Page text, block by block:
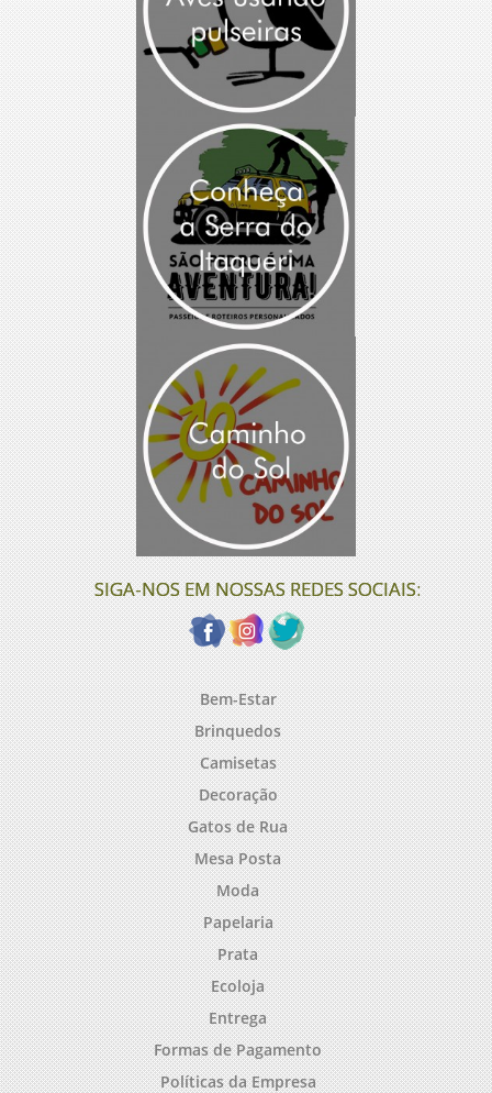
SIGA-NOS EM NOSSAS REDES SOCIAIS:
Bem-Estar
Brinquedos
Camisetas
Decoração
Gatos de Rua
Mesa Posta
Moda
Papelaria
Prata
Ecoloja
Entrega
Formas de Pagamento
Políticas da Empresa